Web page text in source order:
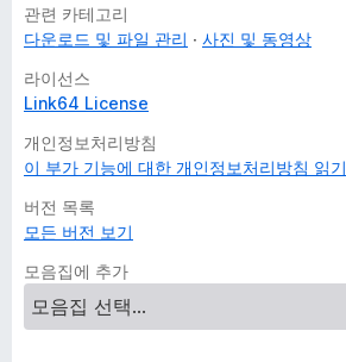
관련 카테고리
다운로드 및 파일 관리
사진 및 동영상
라이선스
Link64 License
개인정보처리방침
이 부가 기능에 대한 개인정보처리방침 읽기
버전 목록
모든 버전 보기
모음집에 추가